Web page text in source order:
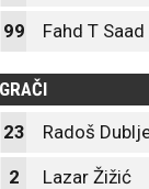
99 Fahd T
23 Radoš
2 Lazar Žižić